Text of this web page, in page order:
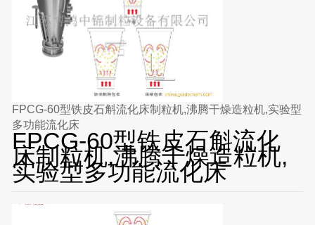
FPCG-60型铁皮石斛流化床制粒机,沸腾干燥造粒机,实验型
多功能流化床
FPCG-60型铁皮石斛流化
床制粒机,沸腾干燥造粒机,
实验型多功能流化床